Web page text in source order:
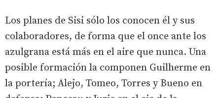
Los planes de Sisi sólo los conocen él y sus
colaboradores, de forma que el once ante los
azulgrana está más en el aire que nunca. Una
posible formación la componen Guilherme en
la portería; Alejo, Tomeo, Torres y Bueno en